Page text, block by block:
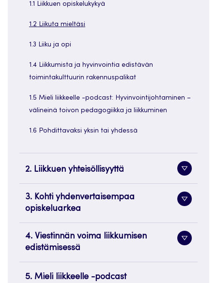
1.1 Liikkuen opiskelukykyä
1.2 Liikuta mieltäsi
1.3 Liiku ja opi
1.4 Liikkumista ja hyvinvointia edistävän
toimintakulttuurin rakennuspalikat
1.5 Mieli liikkeelle -podcast: Hyvinvointijohtaminen –
välineinä toivon pedagogiikka ja liikkuminen
1.6 Pohdittavaksi yksin tai yhdessä
2. Liikkuen yhteisöllisyyttä
painike
3. Kohti yhdenvertaisempaa
opiskeluarkea
4. Viestinnän voima liikkumisen
edistämisessä
5. Mieli liikkeelle -podcast